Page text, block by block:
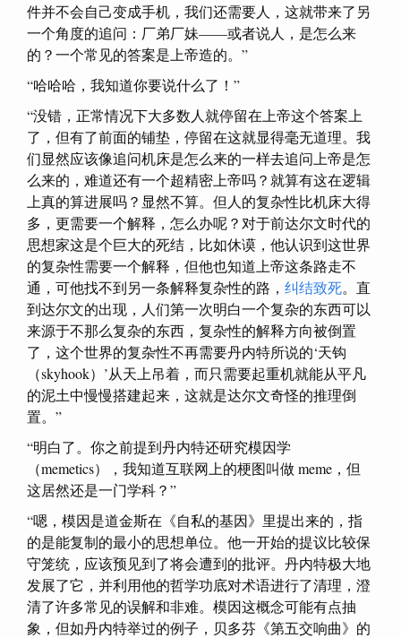
件并不会自己变成手机，我们还需要人，这就带来了另
一个角度的追问：厂弟厂妹——或者说人，是怎么来
的？一个常见的答案是上帝造的。”
“哈哈哈，我知道你要说什么了！”
“没错，正常情况下大多数人就停留在上帝这个答案上
了，但有了前面的铺垫，停留在这就显得毫无道理。我
们显然应该像追问机床是怎么来的一样去追问上帝是怎
么来的，难道还有一个超精密上帝吗？就算有这在逻辑
上真的算进展吗？显然不算。但人的复杂性比机床大得
多，更需要一个解释，怎么办呢？对于前达尔文时代的
思想家这是个巨大的死结，比如休谟，他认识到这世界
的复杂性需要一个解释，但他也知道上帝这条路走不
通，可他找不到另一条解释复杂性的路， 纠结致死。直
到达尔文的出现，人们第一次明白一个复杂的东西可以
来源于不那么复杂的东西，复杂性的解释方向被倒置
了，这个世界的复杂性不再需要丹内特所说的‘天钩
（skyhook）’从天上吊着，而只需要起重机就能从平凡
的泥土中慢慢搭建起来，这就是达尔文奇怪的推理倒
置。”
“明白了。你之前提到丹内特还研究模因学
（memetics），我知道互联网上的梗图叫做 meme，但
这居然还是一门学科？”
“嗯，模因是道金斯在《自私的基因》里提出来的，指
的是能复制的最小的思想单位。他一开始的提议比较保
守笼统，应该预见到了将会遭到的批评。丹内特极大地
发展了它，并利用他的哲学功底对术语进行了清理，澄
清了许多常见的误解和非难。模因这概念可能有点抽
象，但如丹内特举过的例子，贝多芬《第五交响曲》的